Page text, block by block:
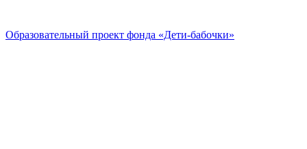
Образовательный проект фонда «Дети-бабочки»